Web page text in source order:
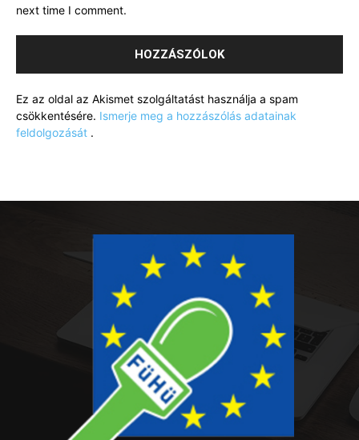
next time I comment.
Ez az oldal az Akismet szolgáltatást használja a spam
csökkentésére. Ismerje meg a hozzászólás adatainak
feldolgozását .